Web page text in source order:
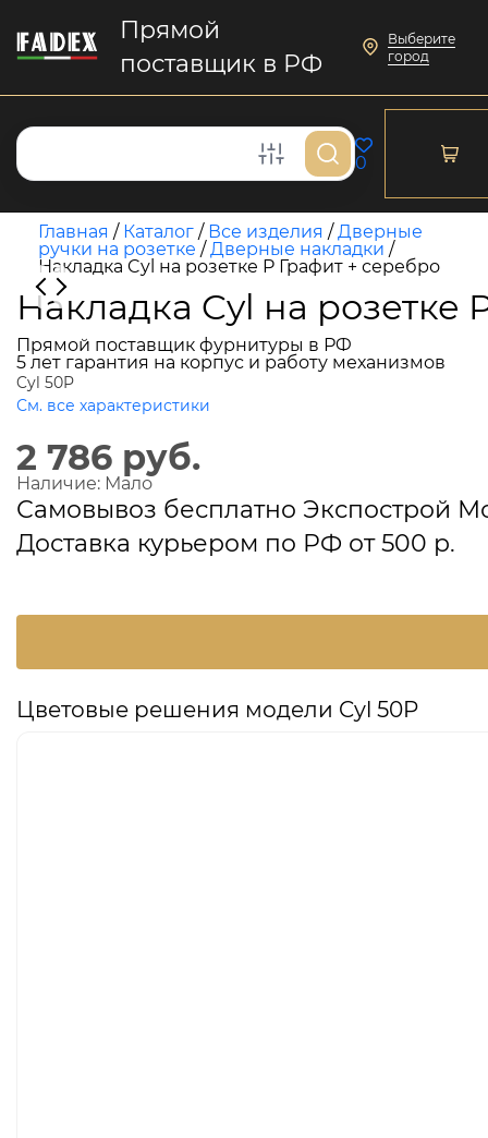
Прямой
поставщик в РФ
Выберите
город
0
Главная / Каталог / Все изделия /Дверные
ручки на розетке /Дверные накладки /
Накладка Cyl на розетке P Графит + серебро
Накладка Cyl на розетке
Прямой поставщик фурнитуры в РФ
5 лет гарантия на корпус и работу механизмов
Cyl 50P
См. все характеристики
2 786 руб.
Наличие: Мало
Самовывоз бесплатно Экспострой
Доставка курьером по РФ от 500 р.
Цветовые решения модели Cyl 50P